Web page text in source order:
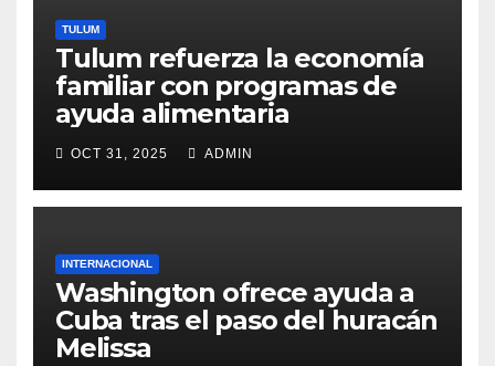
TULUM
Tulum refuerza la economía
familiar con programas de
ayuda alimentaria
OCT 31, 2025 ADMIN
INTERNACIONAL
Washington ofrece ayuda a
Cuba tras el paso del huracán
Melissa